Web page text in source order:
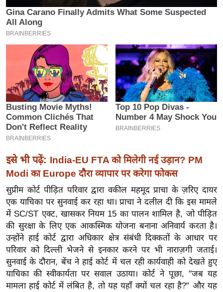
सा
ल
बे
ल
श
ख्सि
य
त
यं
ग
इं
डि
या
सा
हि
त्य
ज
ग
त
इसे भी पढ़ें: India-EU FTA को मिलेगी नई उड़ान? PM
Modi का Europe दौरा व्यापार पर करेगा फोकस
सुप्रीम कोर्ट पीड़ित परिवार द्वारा वकील महमूद प्राचा के ज़रिए दायर
एक याचिका पर सुनवाई कर रहा था। प्राचा ने दलील दी कि इस मामले
में SC/ST एक्ट, खासकर नियम 15 का पालन शामिल है, जो पीड़ित
की सुरक्षा के लिए एक आकस्मिक योजना बनाना अनिवार्य करता है।
उन्होंने हाई कोर्ट द्वारा अधिकार क्षेत्र संबंधी दिक्कतों के आधार पर
परिवार को दिल्ली भेजने से इनकार करने पर भी नाराज़गी जताई।
सुनवाई के दौरान, बेंच ने हाई कोर्ट में चल रही कार्यवाही को देखते हुए
याचिका की स्वीकार्यता पर सवाल उठाया। कोर्ट ने पूछा, "जब यह
मामला हाई कोर्ट में लंबित है, तो यह यहाँ क्यों चल रहा है?" और यह